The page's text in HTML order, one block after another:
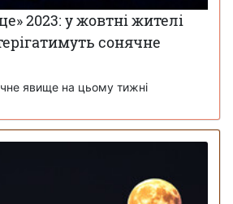
2023: у жовтні жителі
сонячне
явище на цьому тижні